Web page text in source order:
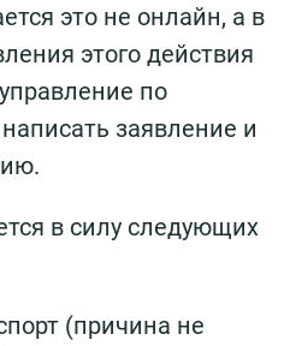
это не онлайн, а в
этого действия
по
заявление и
в силу следующих
(причина не